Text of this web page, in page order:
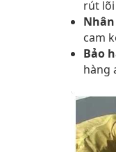
rút
cam
Bảo
hàng